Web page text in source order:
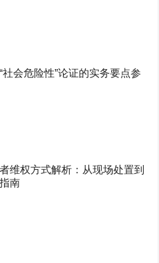
会危险性”论证的实务要点参
维权方式解析：从现场处置到
南